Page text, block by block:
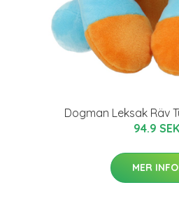
Dogman Leksak Räv
94.9 SEK
MER